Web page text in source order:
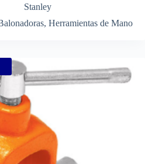
Stanley
, Herramientas de Mano